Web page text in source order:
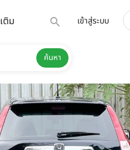
ติม เข้าสู่ระบบ
ค้นหา